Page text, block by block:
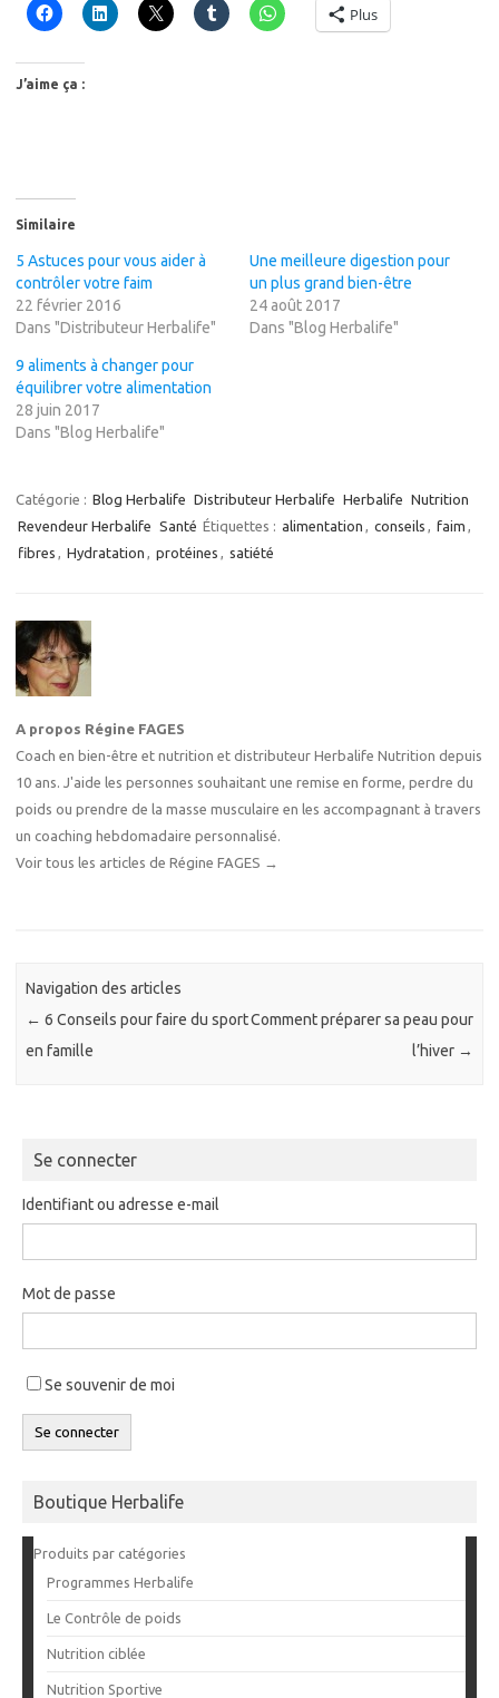
Plus
J’aime ça :
Similaire
5 Astuces pour vous aider à
contrôler votre faim
22 février 2016
Dans "Distributeur Herbalife"
Une meilleure digestion pour
un plus grand bien-être
24 août 2017
Dans "Blog Herbalife"
9 aliments à changer pour
équilibrer votre alimentation
28 juin 2017
Dans "Blog Herbalife"
Catégorie : Blog Herbalife Distributeur Herbalife Herbalife Nutrition
Revendeur Herbalife Santé Étiquettes : alimentation , conseils , faim ,
fibres , Hydratation , protéines , satiété
A propos Régine FAGES
Coach en bien-être et nutrition et distributeur Herbalife Nutrition depuis
10 ans. J'aide les personnes souhaitant une remise en forme, perdre du
poids ou prendre de la masse musculaire en les accompagnant à travers
un coaching hebdomadaire personnalisé.
Voir tous les articles de Régine FAGES →
Navigation des articles
← 6 Conseils pour faire du sport
en famille
Comment préparer sa peau pour
l’hiver →
Se connecter
Identifiant ou adresse e-mail
Mot de passe
Se souvenir de moi
Se connecter
Boutique Herbalife
Produits par catégories
Programmes Herbalife
Le Contrôle de poids
Nutrition ciblée
Nutrition Sportive